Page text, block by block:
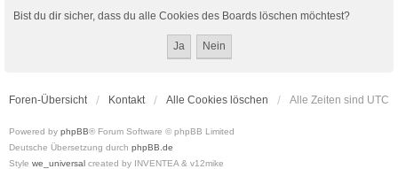
Bist du dir sicher, dass du alle Cookies des Boards löschen möchtest?
Foren-Übersicht Kontakt Alle Cookies löschen Alle Zeiten sind UTC
Powered by phpBB® Forum Software © phpBB Limited
Deutsche Übersetzung durch phpBB.de
Style we_universal created by INVENTEA & v12mike